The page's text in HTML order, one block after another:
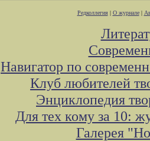
Редколлегия| О журнале|
Навигатор по
Клуб любителей
Энциклопедия
Для тех кому за 10:
Галерея